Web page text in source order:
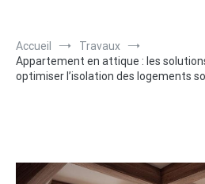
Accueil
Travaux
Appartement en attique : les
optimiser l’isolation des logements